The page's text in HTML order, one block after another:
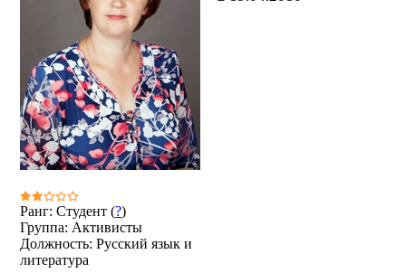
Ранг: Студент (?)
Группа: Активисты
Должность: Русский язык и
литература